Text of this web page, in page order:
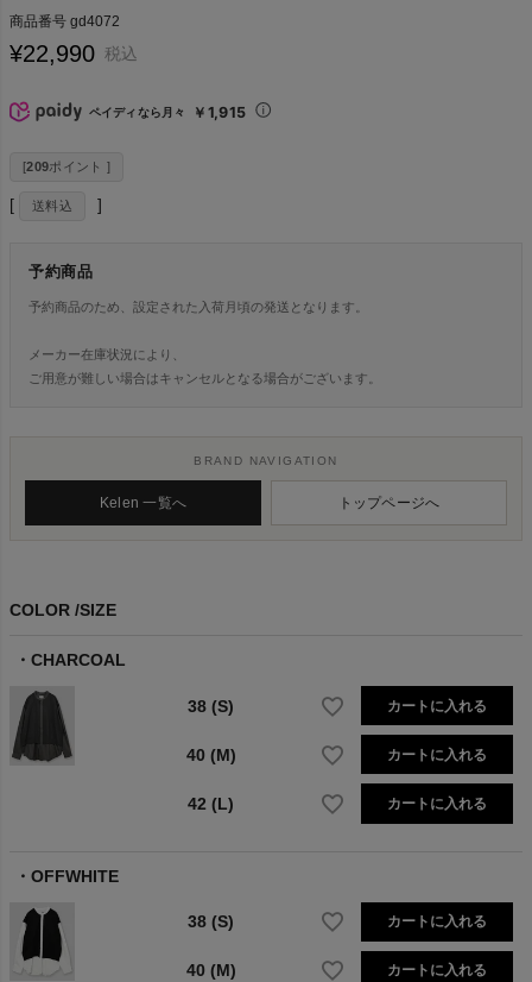
商品番号 gd4072
¥22,990 税込
ペイディなら月々 ￥1,915
[209ポイント ]
送料込
予約商品
予約商品のため、設定された入荷月頃の発送となります。
メーカー在庫状況により、
ご用意が難しい場合はキャンセルとなる場合がございます。
BRAND NAVIGATION
Kelen 一覧へ トップページへ
COLOR SIZE
CHARCOAL
38 (S) カートに入れる
40 (M) カートに入れる
42 (L) カートに入れる
OFFWHITE
38 (S) カートに入れる
40 (M) カートに入れる